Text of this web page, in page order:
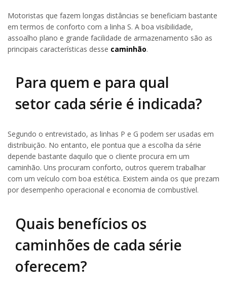
Motoristas que fazem longas distâncias se beneficiam bastante
em termos de conforto com a linha S. A boa visibilidade,
assoalho plano e grande facilidade de armazenamento são as
principais características desse caminhão.
Para quem e para qual
setor cada série é indicada?
Segundo o entrevistado, as linhas P e G podem ser usadas em
distribuição. No entanto, ele pontua que a escolha da série
depende bastante daquilo que o cliente procura em um
caminhão. Uns procuram conforto, outros querem trabalhar
com um veículo com boa estética. Existem ainda os que prezam
por desempenho operacional e economia de combustível.
Quais benefícios os
caminhões de cada série
oferecem?